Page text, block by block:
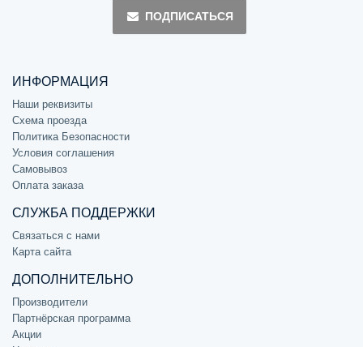
ПОДПИСАТЬСЯ
ИНФОРМАЦИЯ
Наши реквизиты
Схема проезда
Политика Безопасности
Условия соглашения
Самовывоз
Оплата заказа
СЛУЖБА ПОДДЕРЖКИ
Связаться с нами
Карта сайта
ДОПОЛНИТЕЛЬНО
Производители
Партнёрская программа
Акции